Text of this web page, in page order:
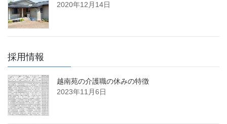
2020年12月14日
採用情報
越南苑の介護職の休みの特徴
2023年11月6日